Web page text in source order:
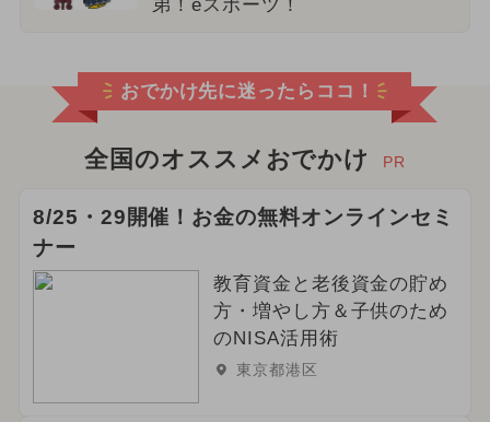
弟！eスポーツ！
おでかけ先に迷ったらココ！
全国のオススメおでかけ PR
8/25・29開催！お金の無料オンラインセミ
ナー
教育資金と老後資金の貯め
方・増やし方＆子供のため
のNISA活用術
東京都港区